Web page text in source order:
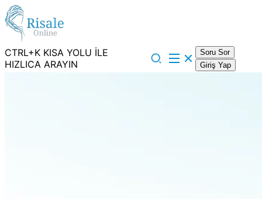
CTRL+K KISA YOLU İLE
HIZLICA ARAYIN
Soru Sor
Giriş Yap